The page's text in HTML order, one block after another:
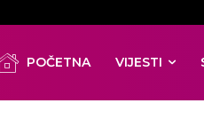
POČETNA VIJESTI